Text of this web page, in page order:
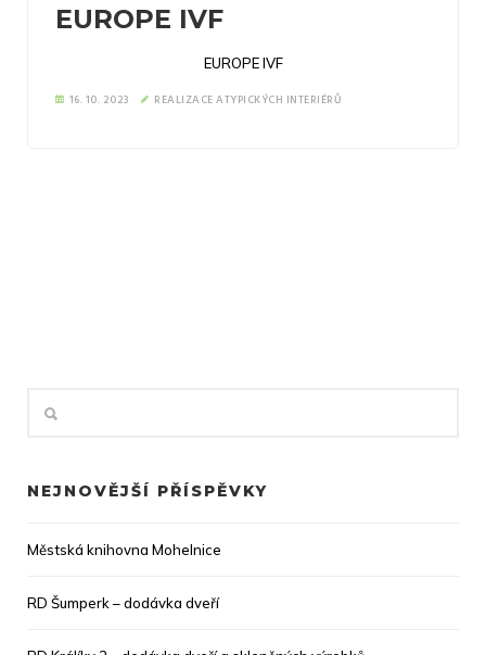
EUROPE IVF
EUROPE IVF
16. 10. 2023 REALIZACE ATYPICKÝCH INTERIÉRŮ
NEJNOVĚJŠÍ PŘÍSPĚVKY
Městská knihovna Mohelnice
RD Šumperk – dodávka dveří